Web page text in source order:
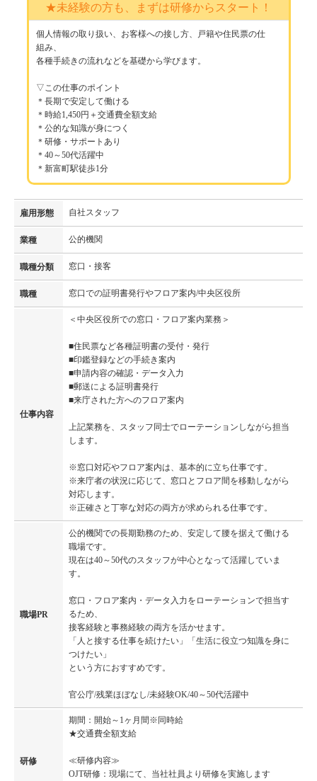
★未経験の方も、まずは研修からスタート！
個人情報の取り扱い、お客様への接し方、戸籍や住民票の仕
組み、
各種手続きの流れなどを基礎から学びます。
▽この仕事のポイント
＊長期で安定して働ける
＊時給1,450円＋交通費全額支給
＊公的な知識が身につく
＊研修・サポートあり
＊40～50代活躍中
＊新富町駅徒歩1分
雇用形態 自社スタッフ
業種 公的機関
職種分類 窓口・接客
職種 窓口での証明書発行やフロア案内/中央区役所
仕事内容
＜中央区役所での窓口・フロア案内業務＞
■住民票など各種証明書の受付・発行
■印鑑登録などの手続き案内
■申請内容の確認・データ入力
■郵送による証明書発行
■来庁された方へのフロア案内
上記業務を、スタッフ同士でローテーションしながら担当
します。
※窓口対応やフロア案内は、基本的に立ち仕事です。
※来庁者の状況に応じて、窓口とフロア間を移動しながら
対応します。
※正確さと丁寧な対応の両方が求められる仕事です。
職場PR
公的機関での長期勤務のため、安定して腰を据えて働ける
職場です。
現在は40～50代のスタッフが中心となって活躍していま
す。
窓口・フロア案内・データ入力をローテーションで担当す
るため、
接客経験と事務経験の両方を活かせます。
「人と接する仕事を続けたい」「生活に役立つ知識を身に
つけたい」
という方におすすめです。
官公庁/残業ほぼなし/未経験OK/40～50代活躍中
研修
期間：開始～1ヶ月間※同時給
★交通費全額支給
≪研修内容≫
OJT研修：現場にて、当社社員より研修を実施します